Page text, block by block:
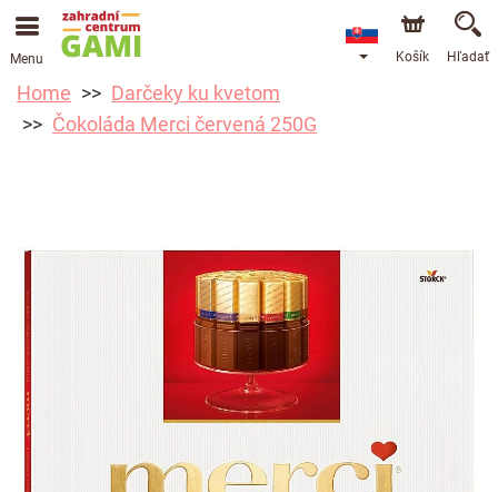
Menu Košík Hľadať
Home
Darčeky ku kvetom
Čokoláda Merci červená 250G